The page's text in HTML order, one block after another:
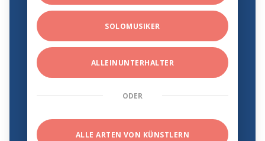
SOLOMUSIKER
ALLEINUNTERHALTER
ODER
ALLE ARTEN VON KÜNSTLERN